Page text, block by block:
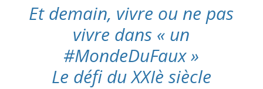
Et demain, vivre ou ne pas
vivre dans « un
#MondeDuFaux »
Le défi du XXIè siècle